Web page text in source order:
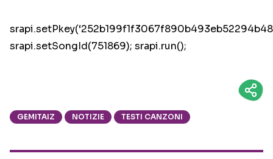
srapi.setSongId(751869); srapi.run();
GEMITAIZ NOTIZIE TESTI CANZONI